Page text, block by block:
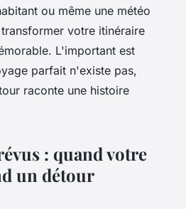
ou même une météo
votre itinéraire
L'important est
parfait n'existe pas,
raconte une histoire
: quand votre
un détour